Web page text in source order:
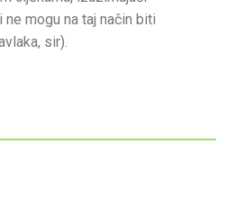
mogu na taj način biti
sir).